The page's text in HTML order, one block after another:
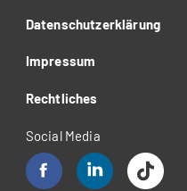
Datenschutzerklärung
Impressum
Rechtliches
Social Media